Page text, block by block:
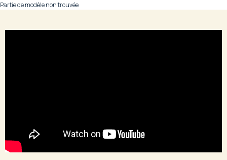
Partie de modèle non trouvée